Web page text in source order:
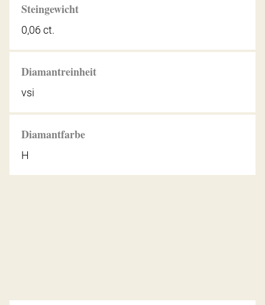
Steingewicht
0,06 ct.
Diamantreinheit
vsi
Diamantfarbe
H